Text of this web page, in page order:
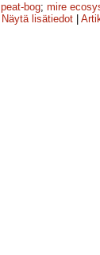
peat-bog; mire
Näytä lisätiedot